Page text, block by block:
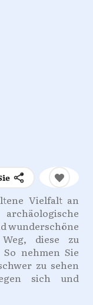
Vielfalt an
wunderschöne
diese zu
nehmen Sie
zu sehen
sich und